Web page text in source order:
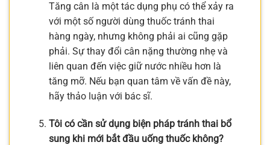
Tăng cân là một tác dụng phụ có thể xảy ra
với một số người dùng thuốc tránh thai
hàng ngày, nhưng không phải ai cũng gặp
phải. Sự thay đổi cân nặng thường nhẹ và
liên quan đến việc giữ nước nhiều hơn là
tăng mỡ. Nếu bạn quan tâm về vấn đề này,
hãy thảo luận với bác sĩ.
Tôi có cần sử dụng biện pháp tránh thai bổ
sung khi mới bắt đầu uống thuốc không?